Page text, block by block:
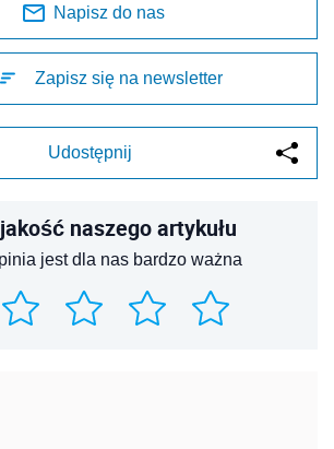
Napisz do nas
Zapisz się na newsletter
Udostępnij
naszego artykułu
jest dla nas bardzo ważna